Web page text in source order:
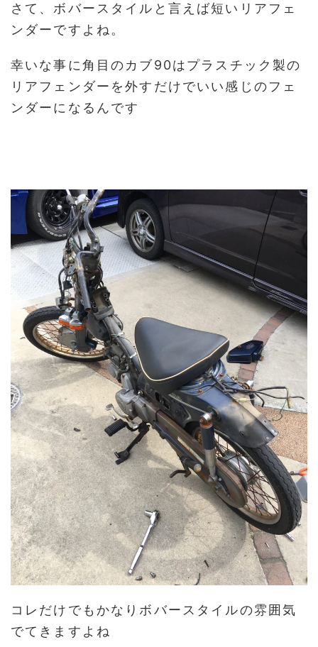
さて、ボバースタイルと言えば短いリアフェ
ンダーですよね。
幸いな事に角目のカブ90はプラスチック製の
リアフェンダーを外すだけでいい感じのフェ
ンダーになるんです
コレだけでもかなりボバースタイルの雰囲気
でてきますよね